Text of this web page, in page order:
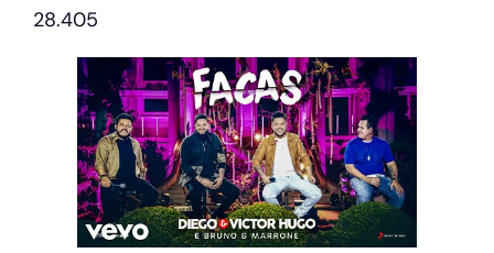
28.405